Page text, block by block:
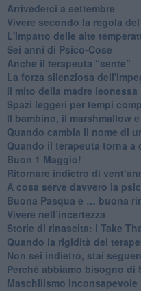
​Arrivederci a settembre
​Vivere secondo la regola
​L'impatto delle alte
Sei anni di Psico-Cose
​Anche il terapeuta “sente”
​La forza silenziosa
​Il mito della madre leonessa
Spazi leggeri per tempi
Il bambino, il marshmallow
​Quando cambia il nome di
​Quando il terapeuta torna a
​Buon 1 Maggio!
Ritornare indietro di
​A cosa serve davvero la
​Buona Pasqua e … buona
​Vivere nell’incertezza
​Storie di rinascita: i Take
​Quando la rigidità del
​Non sei indietro, stai
​Perché abbiamo bisogno di
​Maschilismo inconsapevole